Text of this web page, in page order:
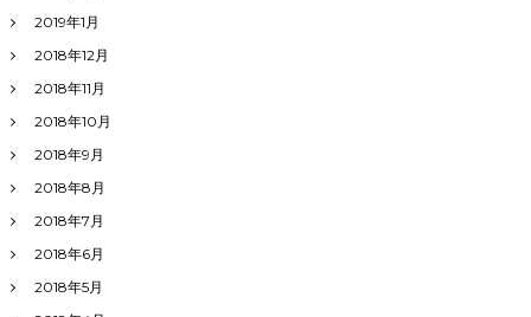
2019年1月
2018年12月
2018年11月
2018年10月
2018年9月
2018年8月
2018年7月
2018年6月
2018年5月